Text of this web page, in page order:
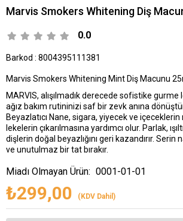
Marvis Smokers Whitening Diş
0.0
Barkod : 8004395111381
Marvis Smokers Whitening Mint Diş Macunu
MARVIS, alışılmadık derecede sofistike
ağız bakım rutininizi saf bir zevk anına
Beyazlatıcı Nane, sigara, yiyecek ve
lekelerin çıkarılmasına yardımcı olur. Parlak,
dişlerin doğal beyazlığını geri kazandırır. Serin
ve unutulmaz bir tat bırakır.
₺299,00 (KDV Dahil)
Miadı Olmayan Ürün: 0001-01-01